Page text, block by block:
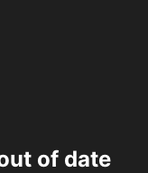
of date